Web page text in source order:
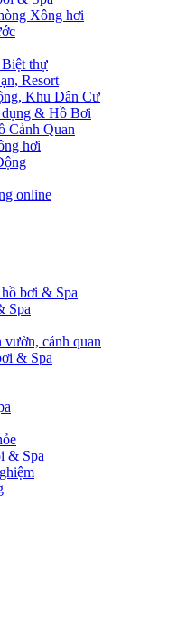
Xông hơi
thự
Resort
Khu Dân Cư
& Hồ Bơi
Cảnh Quan
hơi
online
bơi & Spa
Spa
cảnh quan
& Spa
& Spa